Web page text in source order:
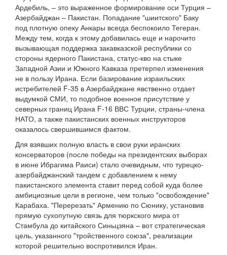
Ардебиль, – это выраженное формирование оси Турция –
Азербайджан – Пакистан. Попадание "шиитского" Баку
под плотную опеку Анкары всегда беспокоило Тегеран.
Между тем, когда к этому добавилась еще и нарочито
вызывающая поддержка закавказской республики со
стороны ядерного Пакистана, статус-кво на стыке
Западной Азии и Южного Кавказа претерпел изменения
не в пользу Ирана. Если базирование израильских
истребителей F-35 в Азербайджане явственно отдает
выдумкой СМИ, то подобное военное присутствие у
северных границ Ирана F-16 ВВС Турции, страны-члена
НАТО, а также пакистанских военных инструкторов
оказалось свершившимся фактом.
Для взявших полную власть в свои руки иранских
консерваторов (после победы на президентских выборах
в июне Ибрагима Раиси) стало очевидным, что турецко-
азербайджанский тандем с добавлением к нему
пакистанского элемента ставит перед собой куда более
амбициозные цели в регионе, чем только "освобождение"
Карабаха. "Перерезать" Армению по Сюнику, установив
прямую сухопутную связь для тюркского мира от
Стамбула до китайского Синьцзяна – вот стратегическая
цель, указанного "тройственного союза", реализации
которой решительно воспротивился Иран.